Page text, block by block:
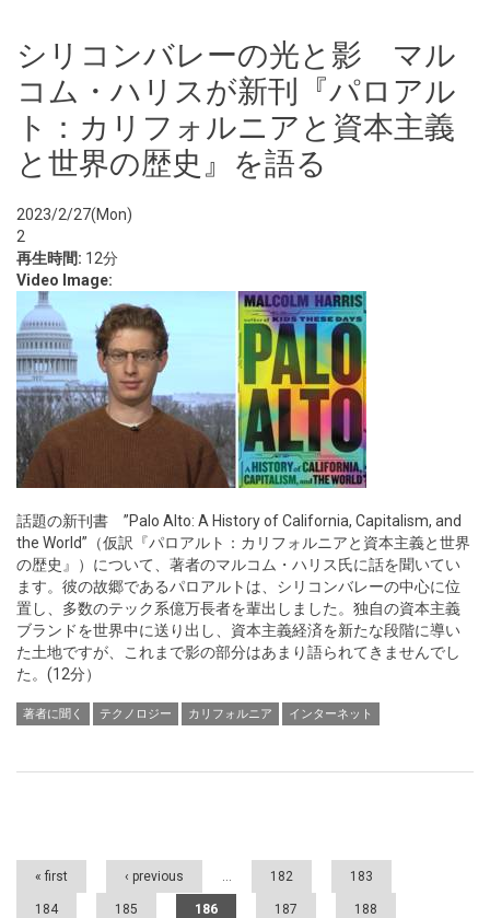
シリコンバレーの光と影 マル
コム・ハリスが新刊『パロアル
ト：カリフォルニアと資本主義
と世界の歴史』を語る
2023/2/27(Mon)
2
再生時間: 12分
Video Image:
話題の新刊書 ”Palo Alto: A History of California, Capitalism, and
the World”（仮訳『パロアルト：カリフォルニアと資本主義と世界
の歴史』）について、著者のマルコム・ハリス氏に話を聞いてい
ます。彼の故郷であるパロアルトは、シリコンバレーの中心に位
置し、多数のテック系億万長者を輩出しました。独自の資本主義
ブランドを世界中に送り出し、資本主義経済を新たな段階に導い
た土地ですが、これまで影の部分はあまり語られてきませんでし
た。(12分）
著者に聞く テクノロジー カリフォルニア インターネット
Pages
« first ‹ previous … 182 183
184 185 186 187 188